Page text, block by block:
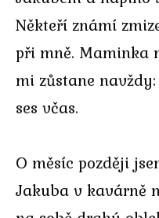
Někteří známí
při mně. Maminka
mi zůstane
ses včas.
O měsíc později
Jakuba v kavárně